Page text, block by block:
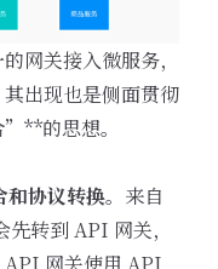
网关接入微服务，
出现也是侧面贯彻
的思想。
和协议转换。来自
转到 API 网关，
API 网关使用 API